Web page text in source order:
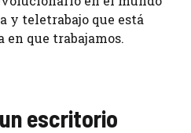
y teletrabajo que está
que trabajamos.
escritorio